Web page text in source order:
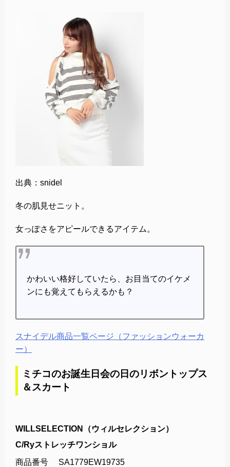
出典：snidel
冬の肌見せニット。
女っぽさをアピールできるアイテム。
かわいい格好していたら、お目当てのイケメ
ンにも覚えてもらえるかも？
スナイデル商品一覧ページ（ファッションウォーカ
ー）
ミチコのお誕生日会の日のリボントップス
＆スカート
WILLSELECTION（ウィルセレクション）
C/Ryストレッチワンショル
商品番号 SA1779EW19735